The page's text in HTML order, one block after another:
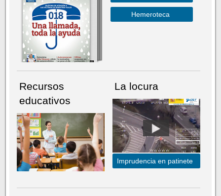
Hemeroteca
Recursos
educativos
La locura
Imprudencia en patinete